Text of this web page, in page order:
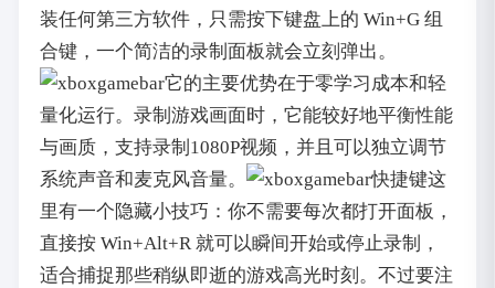
装任何第三方软件，只需按下键盘上的 Win+G 组
合键，一个简洁的录制面板就会立刻弹出。
它的主要优势在于零学习成本和轻
量化运行。录制游戏画面时，它能较好地平衡性能
与画质，支持录制1080P视频，并且可以独立调节
系统声音和麦克风音量。
这
里有一个隐藏小技巧：你不需要每次都打开面板，
直接按 Win+Alt+R 就可以瞬间开始或停止录制，
适合捕捉那些稍纵即逝的游戏高光时刻。不过要注